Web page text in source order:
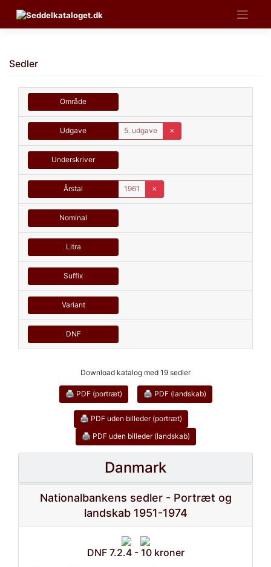
content
Sedler
Område
Udgave 5. udgave ✗
Underskriver
Årstal 1961 ✗
Nominal
Litra
Suffix
Variant
DNF
Download katalog med 19 sedler
🖨 PDF (portræt) 🖨 PDF (landskab)
🖨 PDF uden billeder (portræt)
🖨 PDF uden billeder (landskab)
Danmark
Nationalbankens sedler - Portræt og
landskab 1951-1974
DNF 7.2.4 - 10 kroner